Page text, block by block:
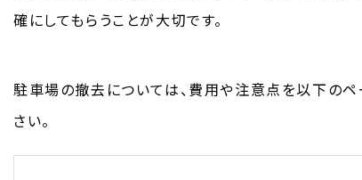
確にしてもらうことが大切です。
駐車場の撤去については、費用や注意点を以下のペ
さい。